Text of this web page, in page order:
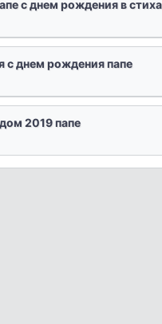
с днем рождения в
с днем рождения папе
2019 папе